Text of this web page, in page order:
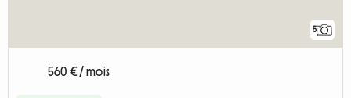
5
560 € / mois